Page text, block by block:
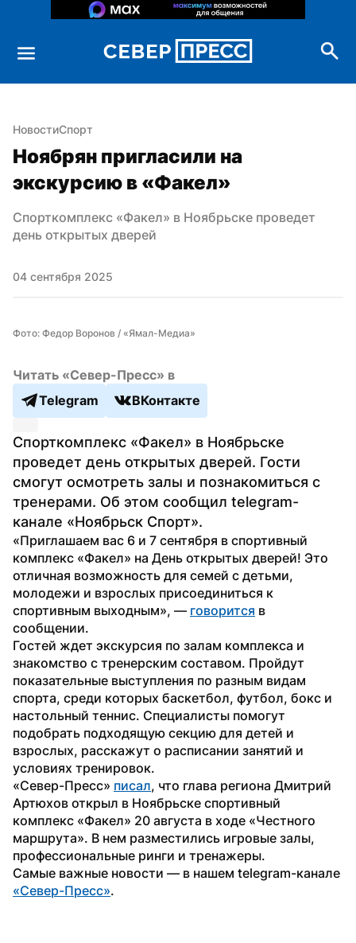
НовостиСпорт
Ноябрян пригласили на
экскурсию в «Факел»
Спорткомплекс «Факел» в Ноябрьске проведет
день открытых дверей
04 сентября 2025
Фото: Федор Воронов / «Ямал-Медиа»
Читать «Север-Пресс» в
Telegram
ВКонтакте
Спорткомплекс «Факел» в Ноябрьске
проведет день открытых дверей. Гости
смогут осмотреть залы и познакомиться с
тренерами. Об этом сообщил telegram-
канале «Ноябрьск Спорт».
«Приглашаем вас 6 и 7 сентября в спортивный
комплекс «Факел» на День открытых дверей! Это
отличная возможность для семей с детьми,
молодежи и взрослых присоединиться к
спортивным выходным», — говорится в
сообщении.
Гостей ждет экскурсия по залам комплекса и
знакомство с тренерским составом. Пройдут
показательные выступления по разным видам
спорта, среди которых баскетбол, футбол, бокс и
настольный теннис. Специалисты помогут
подобрать подходящую секцию для детей и
взрослых, расскажут о расписании занятий и
условиях тренировок.
«Север-Пресс» писал, что глава региона Дмитрий
Артюхов открыл в Ноябрьске спортивный
комплекс «Факел» 20 августа в ходе «Честного
маршрута». В нем разместились игровые залы,
профессиональные ринги и тренажеры.
«Север-Пресс».